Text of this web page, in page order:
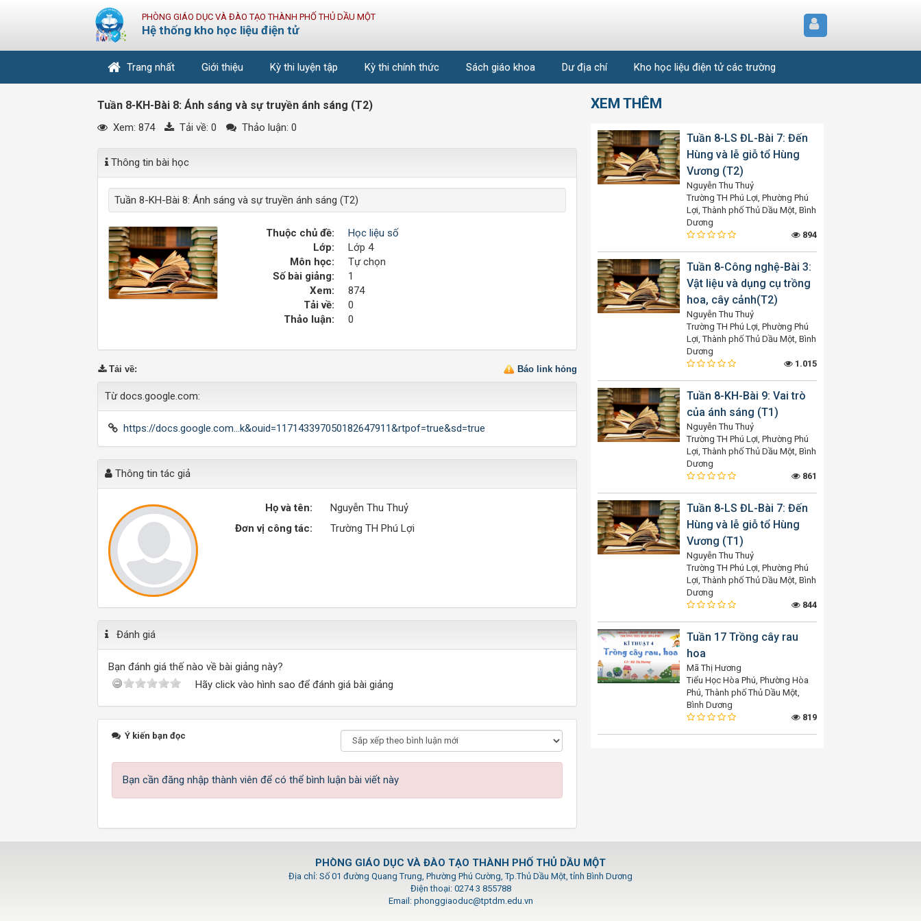
PHÒNG GIÁO DỤC VÀ ĐÀO TẠO THÀNH PHỐ THỦ DẦU MỘT
Hệ thống kho học liệu điện tử
Trang nhất Giới thiệu Kỳ thi luyện tập Kỳ thi chính thức Sách giáo khoa Dư địa chí Kho học liệu điện tử các trường
Tuần 8-KH-Bài 8: Ánh sáng và sự truyền ánh sáng (T2)
Xem: 874 Tải về: 0 Thảo luận: 0
Thông tin bài học
Tuần 8-KH-Bài 8: Ánh sáng và sự truyền ánh sáng (T2)
Thuộc chủ đề:
Học liệu số
Lớp:
Lớp 4
Môn học:
Tự chọn
Số bài giảng:
1
Xem:
874
Tải về:
0
Thảo luận:
0
Báo link hỏng
Tải về:
Từ docs.google.com:
https://docs.google.com...k&ouid=117143397050182647911&rtpof=true&sd=true
Thông tin tác giả
Họ và tên:
Nguyễn Thu Thuỷ
Đơn vị công tác:
Trường TH Phú Lợi
Đánh giá
Bạn đánh giá thế nào về bài giảng này?
Hãy click vào hình sao để đánh giá bài giảng
Ý kiến bạn đọc
Bạn cần đăng nhập thành viên để có thể bình luận bài viết này
XEM THÊM
Tuần 8-LS ĐL-Bài 7: Đến
Hùng và lễ giỗ tổ Hùng
Vương (T2)
Nguyễn Thu Thuỷ
Trường TH Phú Lợi, Phường Phú
Lợi, Thành phố Thủ Dầu Một, Bình
Dương
894
Tuần 8-Công nghệ-Bài 3:
Vật liệu và dụng cụ trồng
hoa, cây cảnh(T2)
Nguyễn Thu Thuỷ
Trường TH Phú Lợi, Phường Phú
Lợi, Thành phố Thủ Dầu Một, Bình
Dương
1.015
Tuần 8-KH-Bài 9: Vai trò
của ánh sáng (T1)
Nguyễn Thu Thuỷ
Trường TH Phú Lợi, Phường Phú
Lợi, Thành phố Thủ Dầu Một, Bình
Dương
861
Tuần 8-LS ĐL-Bài 7: Đến
Hùng và lễ giỗ tổ Hùng
Vương (T1)
Nguyễn Thu Thuỷ
Trường TH Phú Lợi, Phường Phú
Lợi, Thành phố Thủ Dầu Một, Bình
Dương
844
Tuần 17 Trồng cây rau
hoa
Mã Thị Hương
Tiểu Học Hòa Phú, Phường Hòa
Phú, Thành phố Thủ Dầu Một,
Bình Dương
819
PHÒNG GIÁO DỤC VÀ ĐÀO TẠO THÀNH PHỐ THỦ DẦU MỘT
Địa chỉ: Số 01 đường Quang Trung, Phường Phú Cường, Tp.Thủ Dầu Một, tỉnh Bình Dương
Điện thoại: 0274 3 855788
Email: phonggiaoduc@tptdm.edu.vn